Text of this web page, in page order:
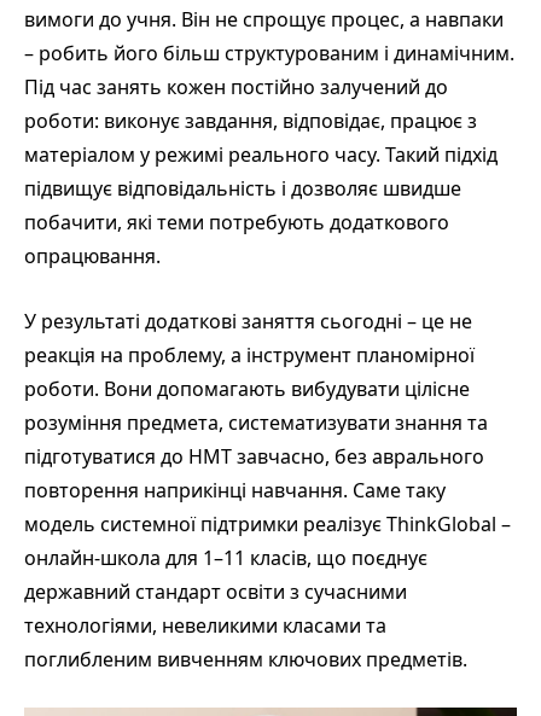
вимоги до учня. Він не спрощує процес, а навпаки
– робить його більш структурованим і динамічним.
Під час занять кожен постійно залучений до
роботи: виконує завдання, відповідає, працює з
матеріалом у режимі реального часу. Такий підхід
підвищує відповідальність і дозволяє швидше
побачити, які теми потребують додаткового
опрацювання.
У результаті додаткові заняття сьогодні – це не
реакція на проблему, а інструмент планомірної
роботи. Вони допомагають вибудувати цілісне
розуміння предмета, систематизувати знання та
підготуватися до НМТ завчасно, без аврального
повторення наприкінці навчання. Саме таку
модель системної підтримки реалізує ThinkGlobal –
онлайн-школа для 1–11 класів, що поєднує
державний стандарт освіти з сучасними
технологіями, невеликими класами та
поглибленим вивченням ключових предметів.